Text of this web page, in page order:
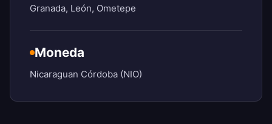
Granada, León, Ometepe
Moneda
Nicaraguan Córdoba (NIO)